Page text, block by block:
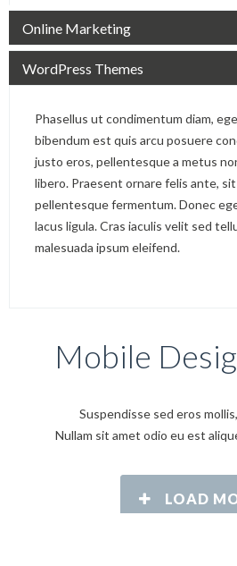
Online Marketing
WordPress Themes
Phasellus ut condimentum diam,
bibendum est quis arcu posuere
justo eros, pellentesque a metus
libero. Praesent ornare felis ante,
pellentesque fermentum. Donec
lacus ligula. Cras iaculis velit sed
malesuada ipsum eleifend.
Mobile
Suspendisse sed eros
Nullam sit amet odio eu est
LOAD